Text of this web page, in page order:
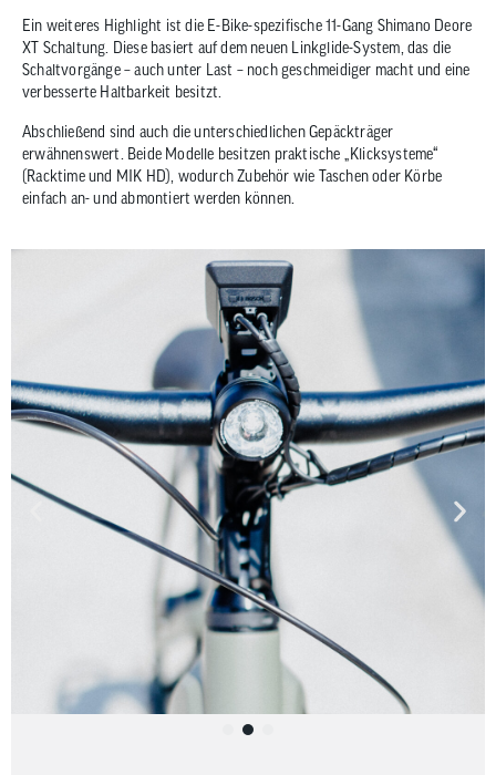
Ein weiteres Highlight ist die E-Bike-spezifische 11-Gang Shimano Deore
XT Schaltung. Diese basiert auf dem neuen Linkglide-System, das die
Schaltvorgänge – auch unter Last – noch geschmeidiger macht und eine
verbesserte Haltbarkeit besitzt.
Abschließend sind auch die unterschiedlichen Gepäckträger
erwähnenswert. Beide Modelle besitzen praktische „Klicksysteme“
(Racktime und MIK HD), wodurch Zubehör wie Taschen oder Körbe
einfach an- und abmontiert werden können.